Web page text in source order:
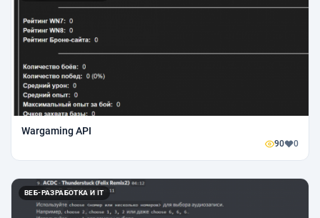
Wargaming API
90 0
ВЕБ-РАЗРАБОТКА И IT